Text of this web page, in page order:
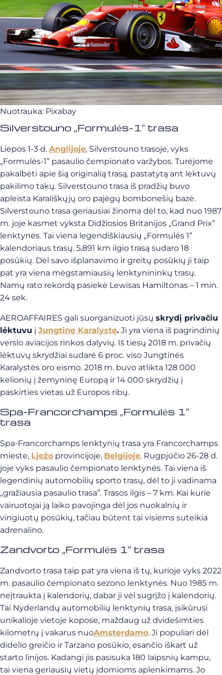
Nuotrauka: Pixabay
Silverstouno „Formulės-1” trasa
Liepos 1-3 d. Anglijoje, Silverstouno trasoje, vyks
„Formulės-1” pasaulio čempionato varžybos. Turėjome
pakalbėti apie šią originalią trasą, pastatytą ant lėktuvų
pakilimo takų. Silverstouno trasa iš pradžių buvo
apleista Karališkųjų oro pajėgų bombonešių bazė.
Silverstouno trasa geriausiai žinoma dėl to, kad nuo 1987
m. joje kasmet vyksta Didžiosios Britanijos „Grand Prix”
lenktynės. Tai viena legendiškiausių „Formulės 1”
kalendoriaus trasų. 5,891 km ilgio trasą sudaro 18
posūkių. Dėl savo išplanavimo ir greitų posūkių ji taip
pat yra viena mėgstamiausių lenktynininkų trasų.
Namų rato rekordą pasiekė Lewisas Hamiltonas – 1 min.
24 sek.
AEROAFFAIRES gali suorganizuoti jūsų skrydį privačiu
lėktuvu į Jungtinę Karalystę. Ji yra viena iš pagrindinių
verslo aviacijos rinkos dalyvių. Iš tiesų 2018 m. privačių
lėktuvų skrydžiai sudarė 6 proc. viso Jungtinės
Karalystės oro eismo. 2018 m. buvo atlikta 128 000
kelionių į žemyninę Europą ir 14 000 skrydžių į
paskirties vietas už Europos ribų.
Spa-Francorchamps „Formulės 1”
trasa
Spa-Francorchamps lenktynių trasa yra Francorchamps
mieste, Lježo provincijoje, Belgijoje. Rugpjūčio 26-28 d.
joje vyks pasaulio čempionato lenktynės. Tai viena iš
legendinių automobilių sporto trasų, dėl to ji vadinama
„gražiausia pasaulio trasa”. Trasos ilgis – 7 km. Kai kurie
vairuotojai ją laiko pavojinga dėl jos nuokalnių ir
vingiuotų posūkių, tačiau būtent tai visiems suteikia
adrenalino.
Zandvorto „Formulės 1” trasa
Zandvorto trasa taip pat yra viena iš tų, kurioje vyks 2022
m. pasaulio čempionato sezono lenktynės. Nuo 1985 m.
neįtraukta į kalendorių, dabar ji vėl sugrįžo į kalendorių.
Tai Nyderlandų automobilių lenktynių trasa, įsikūrusi
unikalioje vietoje kopose, maždaug už dvidešimties
kilometrų į vakarus nuoAmsterdamo. Ji populiari dėl
didelio greičio ir Tarzano posūkio, esančio iškart už
starto linijos. Kadangi jis pasisuka 180 laipsnių kampu,
tai viena geriausių vietų įdomioms aplenkimams. Jo